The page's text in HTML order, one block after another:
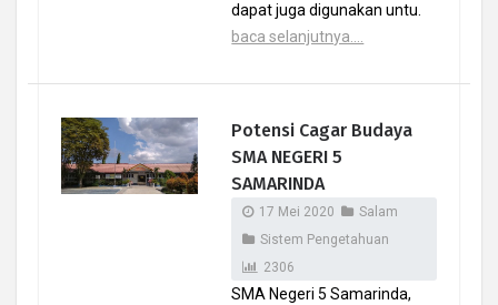
dapat juga digunakan untu.
baca selanjutnya....
Potensi Cagar Budaya
SMA NEGERI 5
SAMARINDA
17 Mei 2020
Salam
Sistem Pengetahuan
2306
SMA Negeri 5 Samarinda,